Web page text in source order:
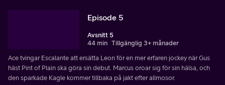
Episode 5
Avsnitt 5
44 min Tillgänglig 3+ månader
Ace tvingar Escalante att ersätta Leon för en mer erfaren jockey när Gus
häst Pint of Plain ska göra sin debut. Marcus oroar sig för sin hälsa, och
den sparkade Kagle kommer tillbaka på jakt efter allmosor.